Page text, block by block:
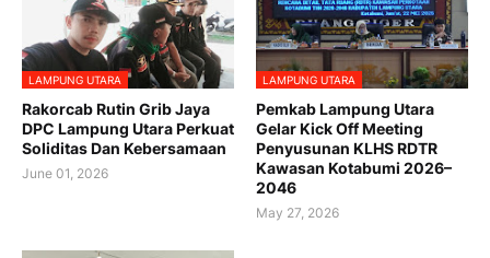
LAMPUNG UTARA
Rakorcab Rutin Grib Jaya
DPC Lampung Utara Perkuat
Soliditas Dan Kebersamaan
June 01, 2026
LAMPUNG UTARA
Pemkab Lampung Utara
Gelar Kick Off Meeting
Penyusunan KLHS RDTR
Kawasan Kotabumi 2026–
2046
May 27, 2026